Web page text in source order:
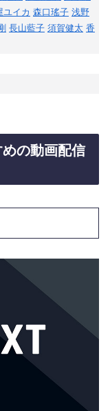
ユイカ 森口瑤子 浅野
長山藍子 須賀健太 香
の動画配信